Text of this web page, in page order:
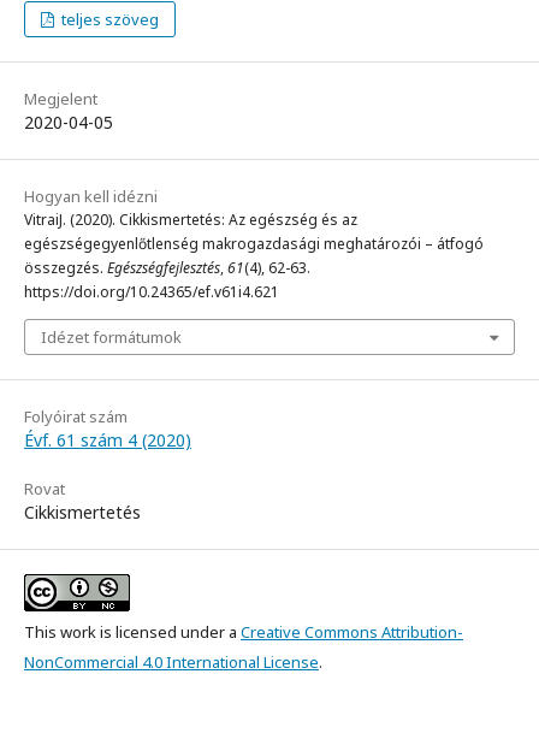
teljes szöveg
Megjelent
2020-04-05
Hogyan kell idézni
VitraiJ. (2020). Cikkismertetés: Az egészség és az
egészségegyenlőtlenség makrogazdasági meghatározói – átfogó
összegzés. Egészségfejlesztés,61(4), 62-63.
https://doi.org/10.24365/ef.v61i4.621
Idézet formátumok
Folyóirat szám
Évf. 61 szám 4 (2020)
Rovat
Cikkismertetés
This work is licensed under a Creative Commons Attribution-
NonCommercial 4.0 International License.